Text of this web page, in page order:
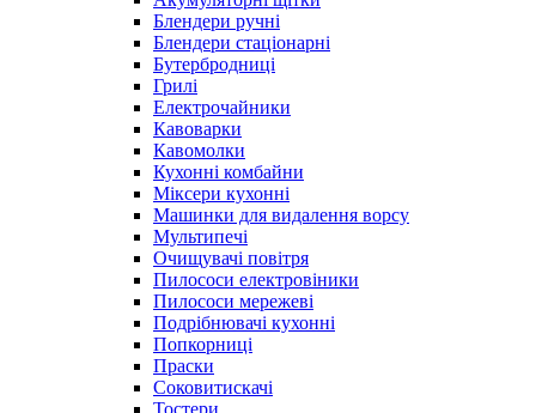
Блендери ручні
Блендери стаціонарні
Бутербродниці
Грилі
Електрочайники
Кавоварки
Кавомолки
Кухонні комбайни
Міксери кухонні
Машинки для видалення ворсу
Мультипечі
Очищувачі повітря
Пилососи електровіники
Пилососи мережеві
Подрібнювачі кухонні
Попкорниці
Праски
Соковитискачі
Тостери